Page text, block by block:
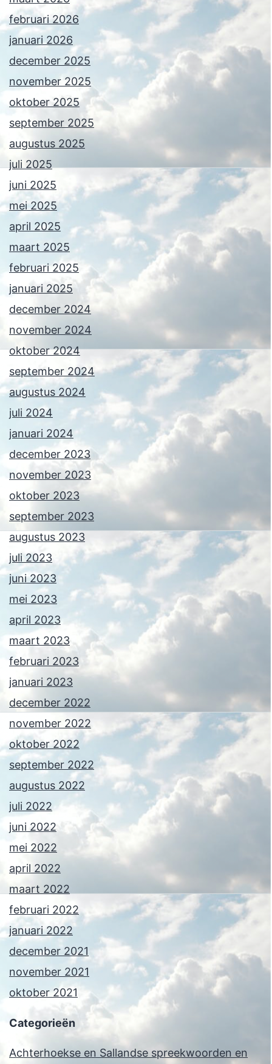
februari 2026
januari 2026
december 2025
november 2025
oktober 2025
september 2025
augustus 2025
juli 2025
juni 2025
mei 2025
april 2025
maart 2025
februari 2025
januari 2025
december 2024
november 2024
oktober 2024
september 2024
augustus 2024
juli 2024
januari 2024
december 2023
november 2023
oktober 2023
september 2023
augustus 2023
juli 2023
juni 2023
mei 2023
april 2023
maart 2023
februari 2023
januari 2023
december 2022
november 2022
oktober 2022
september 2022
augustus 2022
juli 2022
juni 2022
mei 2022
april 2022
maart 2022
februari 2022
januari 2022
december 2021
november 2021
oktober 2021
Categorieën
Achterhoekse en Sallandse spreekwoorden en